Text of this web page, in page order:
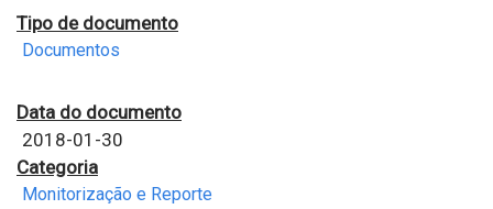
Tipo de documento
Documentos
Data do documento
2018-01-30
Categoria
Monitorização e Reporte